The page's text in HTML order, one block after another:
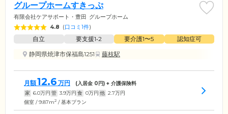
グループホームすきっぷ
有限会社ケアサポート・豊田 グループホーム
4.8 (口コミ1件)
自立 要支援1•2 要介護1〜5
認知症可
静岡県焼津市保福島1251
藤枝駅
月額12.6 万円 (入居金 0 円) + 介護保険料
家 6.0万円 管 3.9万円 食 0万円 他 2.7万円
個室 / 9.87m2 / 基本プラン